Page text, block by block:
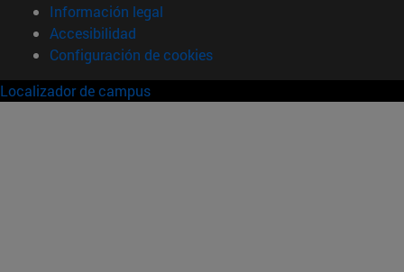
Información legal
Accesibilidad
Configuración de cookies
Localizador de campus